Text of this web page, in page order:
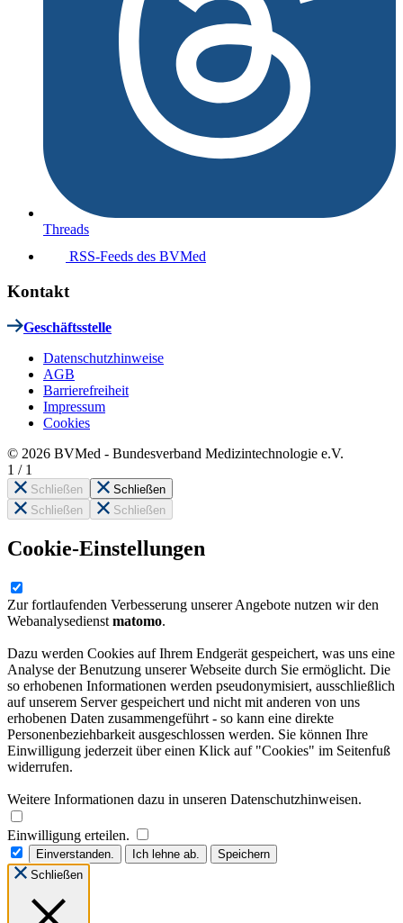
Threads
RSS-Feeds des BVMed
Kontakt
Geschäftsstelle
Datenschutzhinweise
AGB
Barrierefreiheit
Impressum
Cookies
© 2026 BVMed - Bundesverband Medizintechnologie e.V.
1 / 1
Schließen
Schließen
Schließen
Schließen
Cookie-Einstellungen
Zur fortlaufenden Verbesserung unserer Angebote nutzen wir den
Webanalysedienst matomo.
Dazu werden Cookies auf Ihrem Endgerät gespeichert, was uns eine
Analyse der Benutzung unserer Webseite durch Sie ermöglicht. Die
so erhobenen Informationen werden pseudonymisiert, ausschließlich
auf unserem Server gespeichert und nicht mit anderen von uns
erhobenen Daten zusammengeführt - so kann eine direkte
Personenbeziehbarkeit ausgeschlossen werden. Sie können Ihre
Einwilligung jederzeit über einen Klick auf "Cookies" im Seitenfuß
widerrufen.
Weitere Informationen dazu in unseren Datenschutzhinweisen.
Einwilligung erteilen.
Einverstanden. Ich lehne ab.
Speichern
Schließen